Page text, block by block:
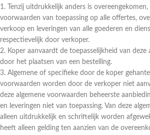
1. Tenzij uitdrukkelijk anders is overeengekomen,
voorwaarden van toepassing op alle offertes,
verkoop en leveringen van alle goederen en
respectievelijk door verkoper.
2. Koper aanvaardt de toepasselijkheid van deze
door het plaatsen van een bestelling.
3. Algemene of specifieke door de koper
voorwaarden worden door de verkoper niet
deze algemene voorwaarden beheerste
en leveringen niet van toepassing. Van deze
alleen uitdrukkelijk en schriftelijk worden
heeft alleen gelding ten aanzien van de